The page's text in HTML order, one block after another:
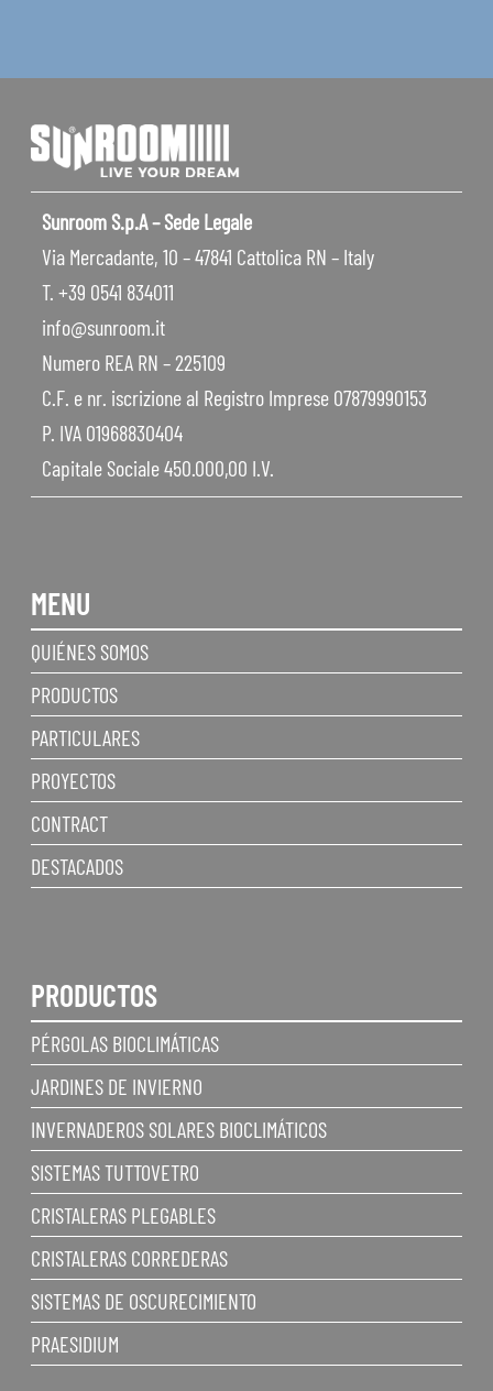
Sunroom S.p.A – Sede Legale
Via Mercadante, 10 – 47841 Cattolica RN – Italy
T. +39 0541 834011
info@sunroom.it
Numero REA RN – 225109
C.F. e nr. iscrizione al Registro Imprese 07879990153
P. IVA 01968830404
Capitale Sociale 450.000,00 I.V.
MENU
QUIÉNES SOMOS
PRODUCTOS
PARTICULARES
PROYECTOS
CONTRACT
DESTACADOS
PRODUCTOS
PÉRGOLAS BIOCLIMÁTICAS
JARDINES DE INVIERNO
INVERNADEROS SOLARES BIOCLIMÁTICOS
SISTEMAS TUTTOVETRO
CRISTALERAS PLEGABLES
CRISTALERAS CORREDERAS
SISTEMAS DE OSCURECIMIENTO
PRAESIDIUM